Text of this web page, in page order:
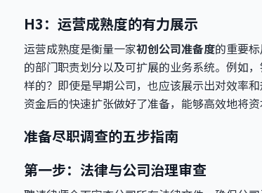
H3：运营成熟度的有力展示
运营成熟度是衡量一家初创公司准备度的重要
的部门职责划分以及可扩展的业务系统。例如
样的？即使是早期公司，也应该展示出对效率
资金后的快速扩张做好了准备，能够高效地将资
准备尽职调查的五步指南
第一步：法律与公司治理审查